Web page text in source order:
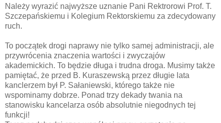
Należy wyrazić najwyższe uznanie Pani Rektrorowi Prof. T.
Szczepańskiemu i Kolegium Rektorskiemu za zdecydowany
ruch.
To początek drogi naprawy nie tylko samej administracji, ale
przywrócenia znaczenia wartości i zwyczajów
akademickich. To będzie długa i trudna droga. Musimy także
pamiętać, że przed B. Kuraszewską przez długie lata
kanclerzem był P. Sałaniewski, którego także nie
wspominamy dobrze. Ponad trzy dekady twania na
stanowisku kancelarza osób absolutnie niegodnych tej
funkcji!